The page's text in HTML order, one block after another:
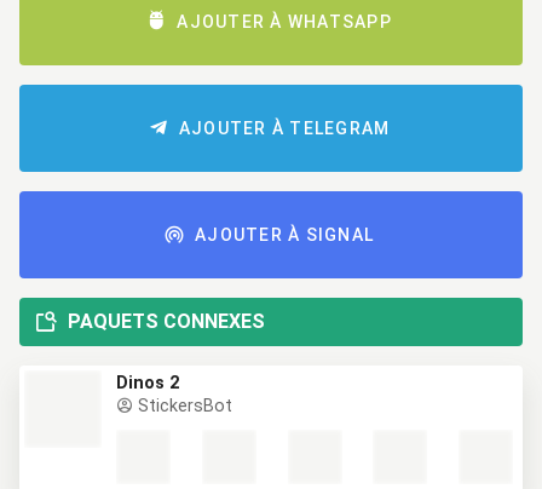
AJOUTER À WHATSAPP
AJOUTER À TELEGRAM
AJOUTER À SIGNAL
PAQUETS CONNEXES
Dinos 2
StickersBot